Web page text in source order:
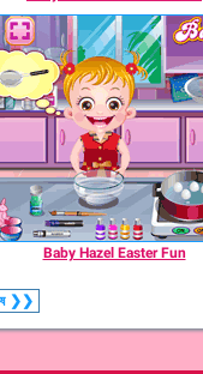
Baby Hazel Easter Fun
❯❯